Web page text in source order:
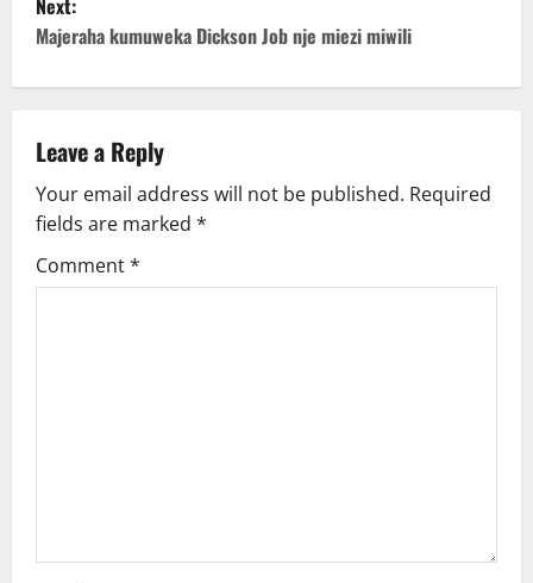
t
n
a
v
i
g
Next:
Majeraha kumuweka Dickson Job nje miezi miwili
Leave a Reply
Your email address will not be published. Required
fields are marked *
Comment*